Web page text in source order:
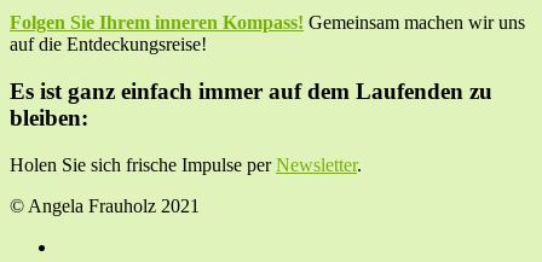
Folgen Sie Ihrem inneren Kompass! Gemeinsam machen wir uns
auf die Entdeckungsreise!
Es ist ganz einfach immer auf dem Laufenden zu
bleiben:
Holen Sie sich frische Impulse perNewsletter.
© Angela Frauholz 2021